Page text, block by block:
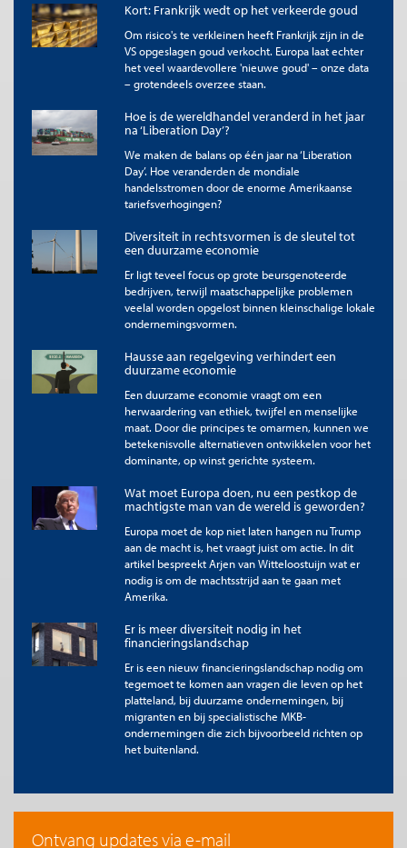
symptomatisch voor het gebrek aan
discussie over geld en macht in Nederland,
en hoe we dit gebruiken voor een gezonde
maatschappelijke ontwikkeling.
Ondanks deze berichtgeving is er tot op heden geen discussie
over de rol van een dergelijke vereniging. Het is al heel vreemd
dat een vereniging een bedrijf zo nu en dan helpt als het in de
problemen komt, maar wat als dat bedrijf helemaal niet meer
bestaat in Nederland? Wat is dan nog de rol van een
gebrek aan discussie over geld en macht in Nederland, en hoe
we dit gebruiken voor een gezonde maatschappelijke
ontwikkeling. Zo maakte de vereniging Aegon een maand
geleden bekend 500 miljoen euro te reserveren voor goede
doelen, terwijl 1,5 miljard in aandelen Aegon blijft. Dit zijn grote
bedragen die vragen zouden moeten oproepen. Waarom deze
discussie over de rol van Elon Musk, maar de echte discussie
over zeggenschap en macht wordt niet gevoerd.
Wie bezit een bedrijf
Nu kan worden gesteld dat de vereniging geen bestaansrecht
meer heeft en dat er ook geen directe relatie meer is tussen de
‘leden’ en het kapitaal. Dat kan betekenen dat het kapitaal zou
moeten vervallen aan de overheid. Toch heeft nog geen
Nederlandse politicus gesuggereerd dat de 2 miljard euro die
de vereniging ongeveer bezit, maar naar de staat moet gaan.
Zowel links als rechts zouden iets kunnen vinden van een
dergelijke vereniging. Ze zouden moeite kunnen hebben met
een groepje bestuurders die naar eigen inzichten iets met het
Door het ontbreken van aandacht voor bedrijven als Aegon
verdwijnt ‘stiekem’ eigendom en zeggenschap uit ons land, of
komt in handen van kleine groepen individuen.
Waar in de jaren negentig nog sprake was van dat coöperaties
‘in de dode hand’ waren, niet in het bezit waren van individuen,
maar als rechtspersoon hun deelnemers dienden, is langzaam
de coöperatie op aandelen dominant geworden. Leden van de
coöperatie kunnen aanspraak maken op het bezit van de
coöperatie naar de achtergrond gedrongen.
alleen nog als handelswaar worden gezien. De problemen rond
Kort: Frankrijk wedt op het verkeerde goud
Om risico's te verkleinen heeft Frankrijk zijn in de
VS opgeslagen goud verkocht. Europa laat echter
het veel waardevollere 'nieuwe goud' – onze data
– grotendeels overzee staan.
Hoe is de wereldhandel veranderd in het jaar
na ‘Liberation Day’?
We maken de balans op één jaar na ‘Liberation
Day’. Hoe veranderden de mondiale
handelsstromen door de enorme Amerikaanse
tariefsverhogingen?
Diversiteit in rechtsvormen is de sleutel tot
een duurzame economie
Er ligt teveel focus op grote beursgenoteerde
bedrijven, terwijl maatschappelijke problemen
veelal worden opgelost binnen kleinschalige lokale
ondernemingsvormen.
Hausse aan regelgeving verhindert een
duurzame economie
Een duurzame economie vraagt om een
herwaardering van ethiek, twijfel en menselijke
maat. Door die principes te omarmen, kunnen we
betekenisvolle alternatieven ontwikkelen voor het
dominante, op winst gerichte systeem.
Wat moet Europa doen, nu een pestkop de
machtigste man van de wereld is geworden?
Europa moet de kop niet laten hangen nu Trump
aan de macht is, het vraagt juist om actie. In dit
artikel bespreekt Arjen van Witteloostuijn wat er
nodig is om de machtsstrijd aan te gaan met
Amerika.
Er is meer diversiteit nodig in het
financieringslandschap
Er is een nieuw financieringslandschap nodig om
tegemoet te komen aan vragen die leven op het
platteland, bij duurzame ondernemingen, bij
migranten en bij specialistische MKB-
ondernemingen die zich bijvoorbeeld richten op
het buitenland.
Ontvang updates via e-mail